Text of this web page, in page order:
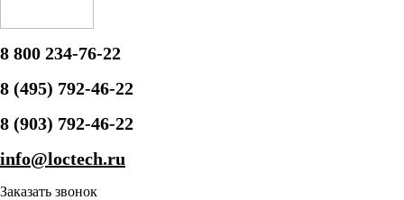
8 800 234-76-22
8 (495) 792-46-22
8 (903) 792-46-22
info@loctech.ru
Заказать звонок